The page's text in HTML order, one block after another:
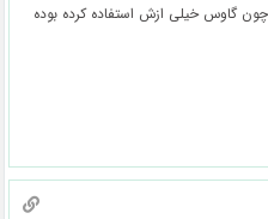
گاوس خیلی ازش استفاده کرده بوده